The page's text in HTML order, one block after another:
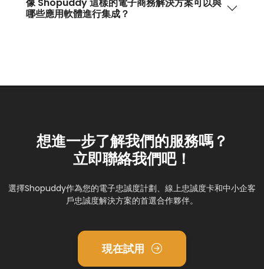
哪些應用軟體進行集成？
想進一步了解我們的服務嗎？
立即聯絡我們吧！
選擇Shopuddy作為您的電子忠誠度計劃、線上忠誠度卡和中小企客
戶忠誠度解決方案的首選合作夥伴。
現在試用